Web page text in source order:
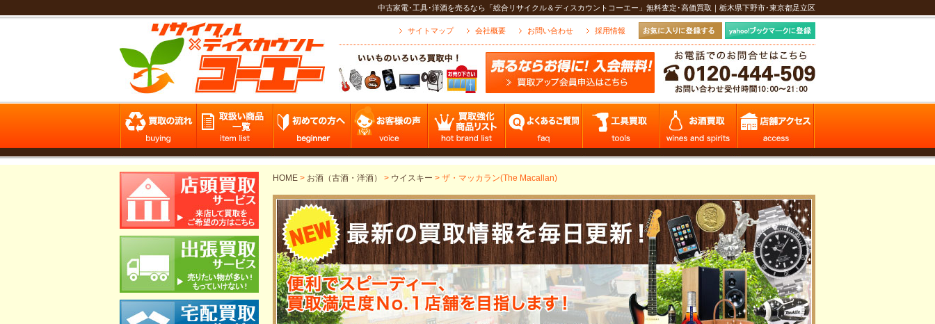
中古家電･工具･洋酒を売るなら「総合リサイクル＆ディスカウントコーエー」無料査定･高価買取｜栃木県下野市･東京都足立区
サイトマップ 会社概要 お問い合わせ 採用情報
HOME > お酒（古酒・洋酒） > ウイスキー > ザ・マッカラン(The Macallan)